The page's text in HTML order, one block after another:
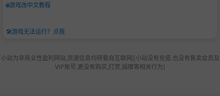
🌐游戏改中文教程
🛠️游戏无法运行？点我
小站为非商业性盈利网站,资源信息均转载自互联网|[小站没有充值.也没有售卖会员及
VIP账号.更没有购买,打赏,捐赠等相关行为]